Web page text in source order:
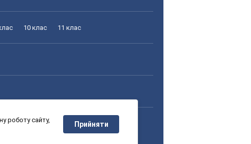
10 клас 11 клас
10 клас 11 клас
роботу сайту,
Прийняти